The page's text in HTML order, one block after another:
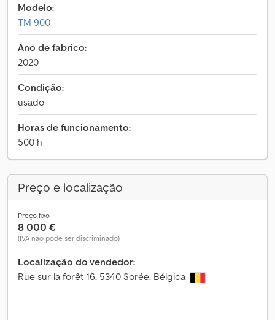
Modelo:
TM 900
Ano de fabrico:
2020
Condição:
usado
Horas de funcionamento:
500 h
Preço e localização
Preço fixo
8 000 €
(IVA não pode ser discriminado)
Localização do vendedor:
Rue sur la forêt 16, 5340 Sorée, Bélgica